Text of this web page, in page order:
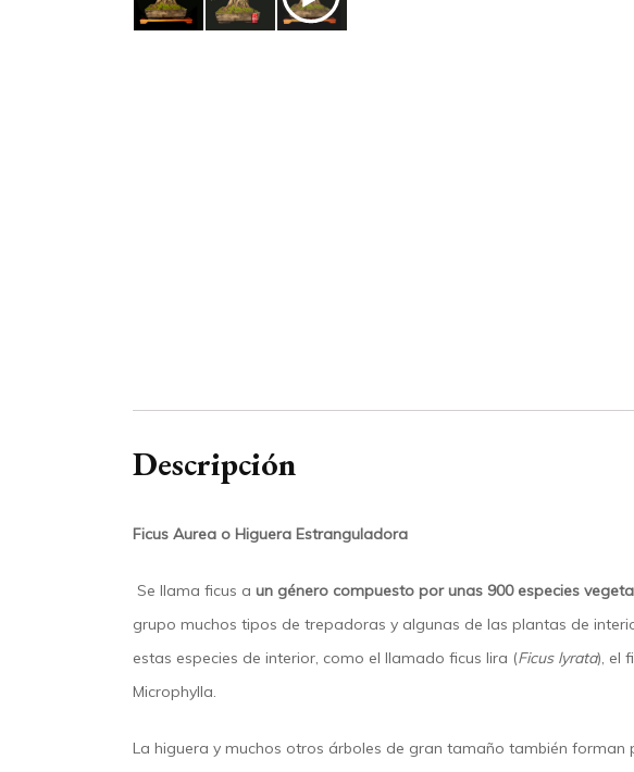
Descripción
Ficus Aurea o Higuera Estranguladora
Se llama ficus a un género compuesto por unas 900 especies
grupo muchos tipos de trepadoras y algunas de las plantas de
estas especies de interior, como el llamado ficus lira (Ficus lyrata), el
Microphylla.
La higuera y muchos otros árboles de gran tamaño también forman